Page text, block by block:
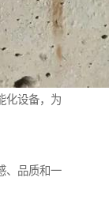
化设备，为
、品质和一